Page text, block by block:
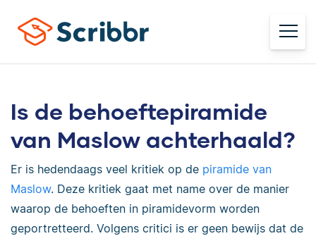
Is de behoeftepiramide
van Maslow achterhaald?
Er is hedendaags veel kritiek op de piramide van
Maslow. Deze kritiek gaat met name over de manier
waarop de behoeften in piramidevorm worden
geportretteerd. Volgens critici is er geen bewijs dat de